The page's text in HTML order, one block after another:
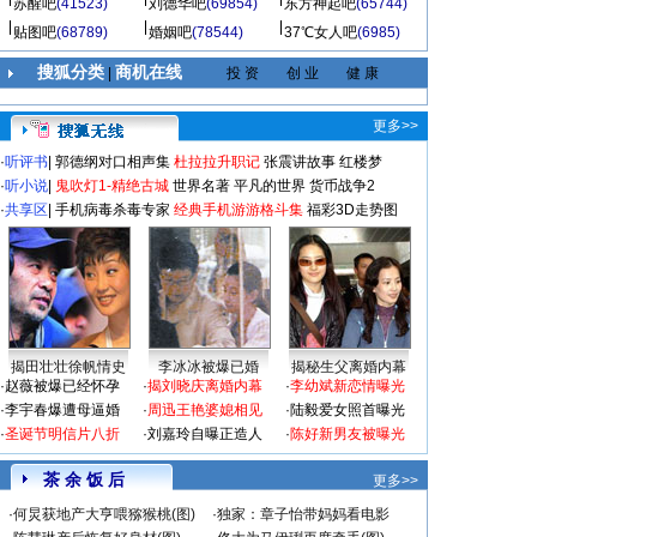
苏醒吧(41523) 刘德华吧(69854) 东方神起吧(65744)
贴图吧(68789) 婚姻吧(78544) 37℃女人吧(6985)
搜狐分类| 商机在线 投 资 创 业 健 康
更多>>
·听评书 郭德纲对口相声集 杜拉拉升职记 张震讲故事 红楼梦
·听小说 鬼吹灯1-精绝古城 世界名著 平凡的世界 货币战争2
·共享区 手机病毒杀毒专家 经典手机游游格斗集 福彩3D走势图
揭田壮壮徐帆情史 李冰冰被爆已婚
揭秘生父离婚内幕
·赵薇被爆已经怀孕
·李宇春爆遭母逼婚
·圣诞节明信片八折
·揭刘晓庆离婚内幕
·周迅王艳婆媳相见
·刘嘉玲自曝正造人
·李幼斌新恋情曝光
·陆毅爱女照首曝光
·陈好新男友被曝光
茶 余 饭 后
更多>>
·何炅获地产大亨喂猕猴桃(图) ·独家：章子怡带妈妈看电影